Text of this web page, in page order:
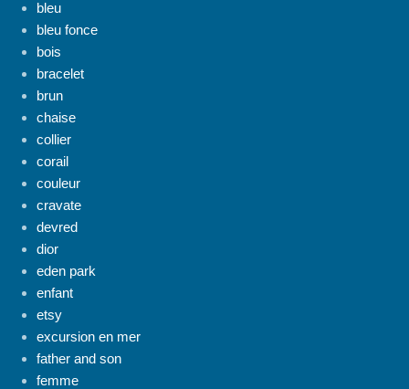
bleu
bleu fonce
bois
bracelet
brun
chaise
collier
corail
couleur
cravate
devred
dior
eden park
enfant
etsy
excursion en mer
father and son
femme